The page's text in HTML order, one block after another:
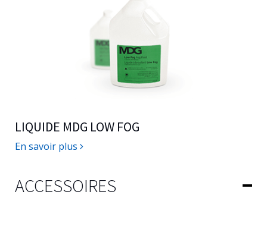
LIQUIDE MDG LOW FOG
En savoir plus
ACCESSOIRES